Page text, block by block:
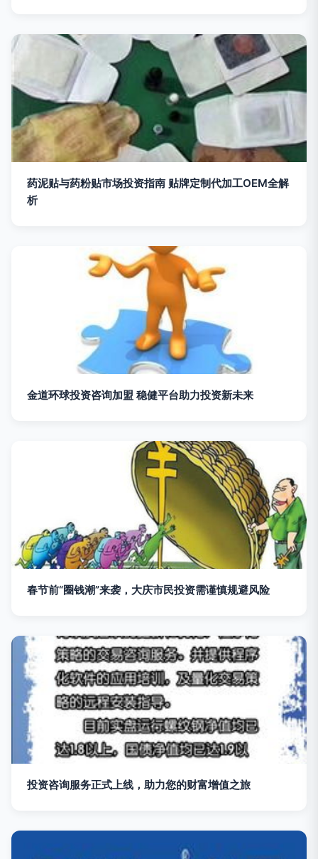
药泥贴与药粉贴市场投资指南 贴牌定制代加工OEM全解
析
金道环球投资咨询加盟 稳健平台助力投资新未来
春节前“圈钱潮”来袭，大庆市民投资需谨慎规避风险
投资咨询服务正式上线，助力您的财富增值之旅